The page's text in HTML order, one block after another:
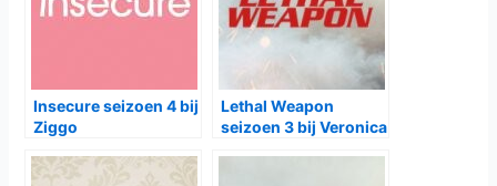
Insecure seizoen 4 bij
Ziggo
Lethal Weapon
seizoen 3 bij Veronica